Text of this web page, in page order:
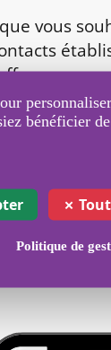
bénéficier
Politique de
vous
qu'un
vous